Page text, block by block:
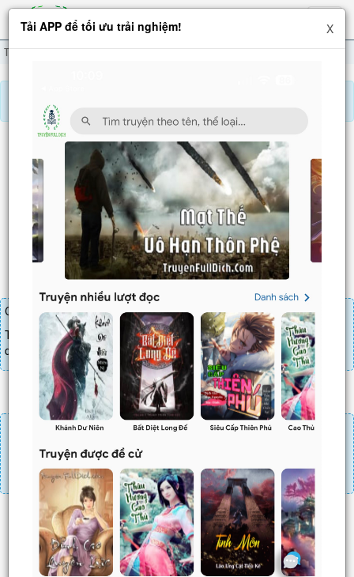
Hiện
menu
Thần Hào: Bắt Đầu Thi Đại Học, Đi Hướng Nhân Sinh Đỉnh Phong Chương 871
THẦN HÀO: BẮT ĐẦU THI ĐẠI HỌC, ĐI HƯỚNG
NHÂN SINH ĐỈNH PHONG
Chương 871: Đùa cợt lẫn nhau (1)
Chương truyện cần 30 LT để mua.
Truyện mua lẻ thì cứ Giá chương x Số chương, mua combo thì đến
danh sách combo tìm giá
Đăng nhập Nạp linh thạch
Mua 4 chương chỉ có tác dụng tiết kiệm thời gian.
Ví dụ bạn đang ở chương 100 và mua 4 chương thì
101,102,103sẽ không phải ấn mua.
Tải APP để tối ưu trải nghiệm! X